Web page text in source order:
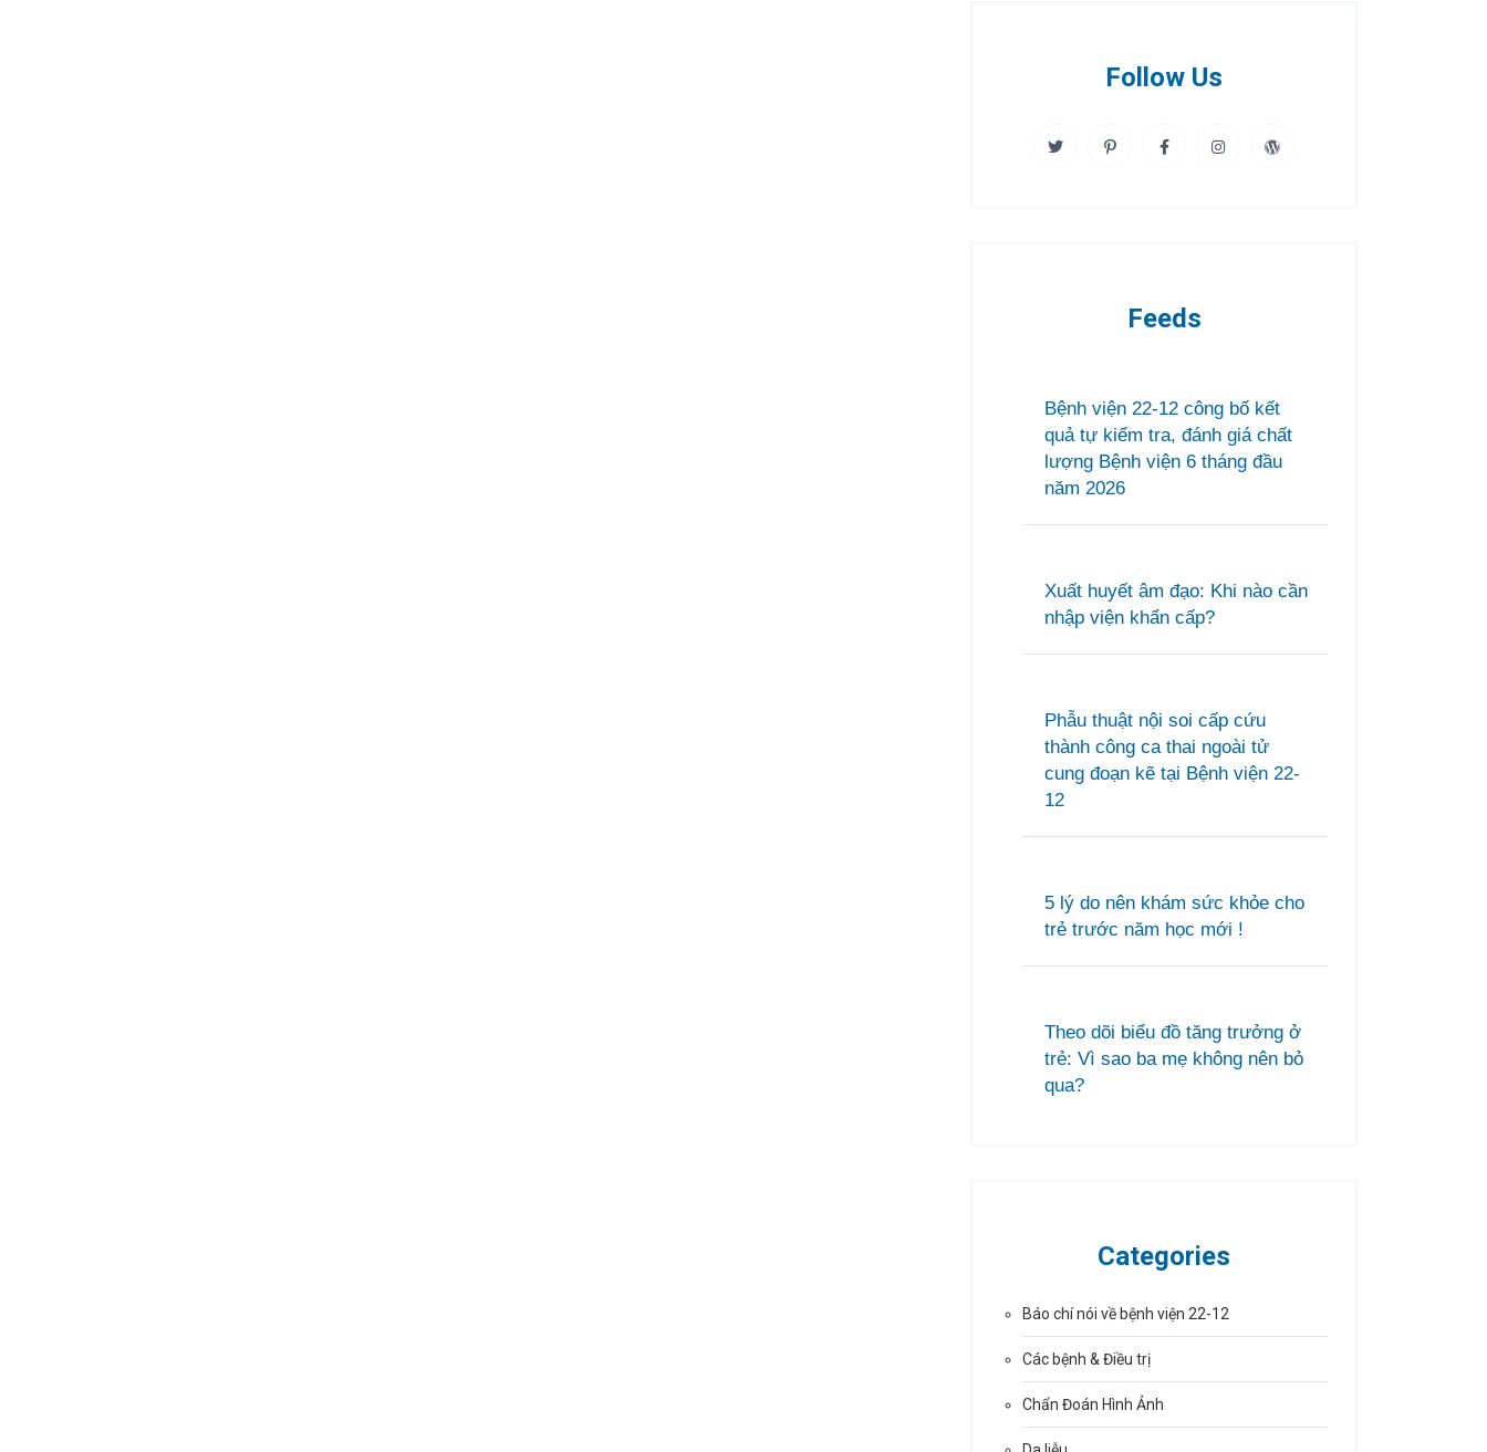
Follow Us
Feeds
Bệnh viện 22-12 công bố kết
quả tự kiểm tra, đánh giá chất
lượng Bệnh viện 6 tháng đầu
năm 2026
Xuất huyết âm đạo: Khi nào cần
nhập viện khẩn cấp?
Phẫu thuật nội soi cấp cứu
thành công ca thai ngoài tử
cung đoạn kẽ tại Bệnh viện 22-
12
5 lý do nên khám sức khỏe cho
trẻ trước năm học mới !
Theo dõi biểu đồ tăng trưởng ở
trẻ: Vì sao ba mẹ không nên bỏ
qua?
Categories
Báo chí nói về bệnh viện 22-12
Các bệnh & Điều trị
Chẩn Đoán Hình Ảnh